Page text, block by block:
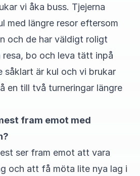
vi åka buss. Tjejerna
med längre resor eftersom
och de har väldigt roligt
bo och leva tätt inpå
såklart är kul och vi brukar
en till två turneringar längre
fram emot med
ser fram emot att vara
och att få möta lite nya lag i